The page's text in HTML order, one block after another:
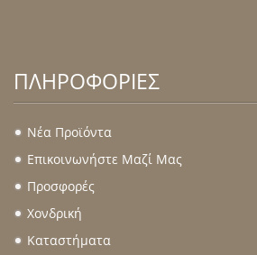
ΠΛΗΡΟΦΟΡΊΕΣ
. Νέα Προϊόντα
. Επικοινωνήστε Μαζί Μας
. Προσφορές
. Χονδρική
. Καταστήματα